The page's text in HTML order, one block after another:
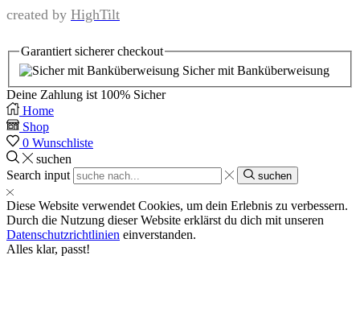
created by HighTilt
Garantiertsicherercheckout
Sicher mit Banküberweisung
Deine Zahlung ist 100% Sicher
Home
Shop
0 Wunschliste
suchen
Search input
suchen
Diese Website verwendet Cookies, um dein Erlebnis zu verbessern.
Durch die Nutzung dieser Website erklärst du dich mit unseren
Datenschutzrichtlinien einverstanden.
Alles klar, passt!